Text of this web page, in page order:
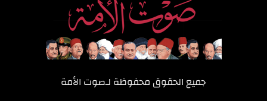
جميع الحقوق محفوظة لـصوت الأمة